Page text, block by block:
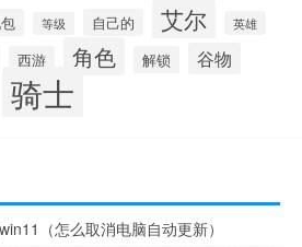
等级 自己的 艾尔 英雄
西游 角色 解锁 谷物
骑士
（怎么取消电脑自动更新）